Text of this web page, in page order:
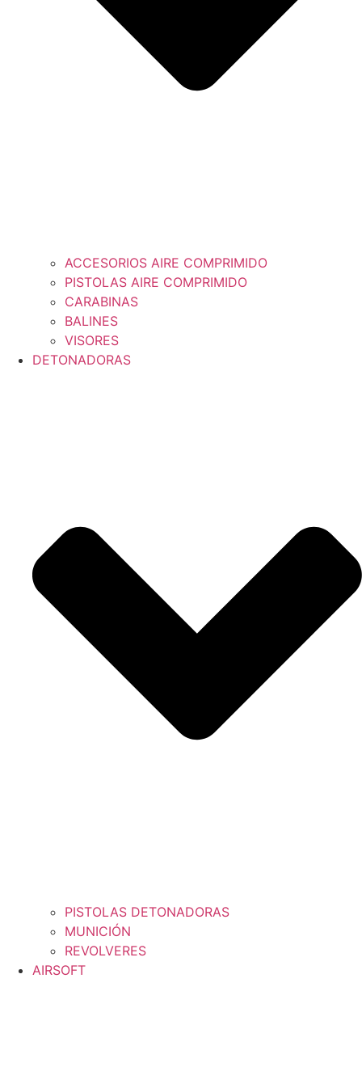
ACCESORIOS AIRE COMPRIMIDO
PISTOLAS AIRE COMPRIMIDO
CARABINAS
BALINES
VISORES
DETONADORAS
PISTOLAS DETONADORAS
MUNICIÓN
REVOLVERES
AIRSOFT